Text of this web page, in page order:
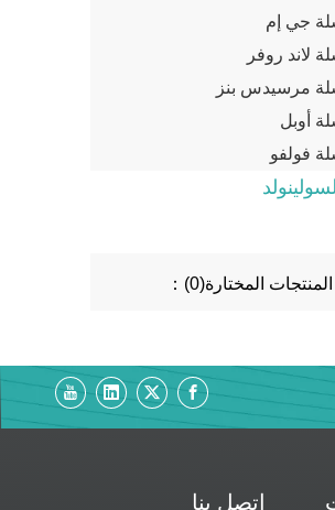
جي إم
لاند روفر
مرسيدس بنز
أوبل
فولفو
المختارة(0)：
اتصل بنا